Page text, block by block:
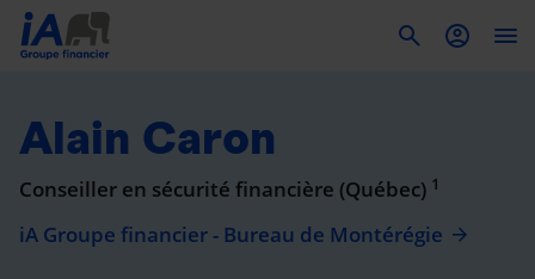
Alain Caron
Conseiller en sécurité financière (Québec) 1
iA Groupe financier - Bureau de Montérégie